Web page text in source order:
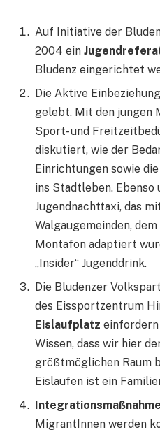
Auf Initiative der
2004 ein
Bludenz eingerichtet
Die Aktive
gelebt. Mit den jungen
Sport- und
diskutiert, wie der
Einrichtungen sowie
ins Stadtleben. Ebenso
Jugendnachttaxi, das
Walgaugemeinden,
Montafon adaptiert
„Insider“ Jugenddrink.
Die Bludenzer
des Eissportzentrum
Eislaufplatz einfordern
Wissen, dass wir hier
größtmöglichen Raum
Eislaufen ist ein
MigrantInnen werden